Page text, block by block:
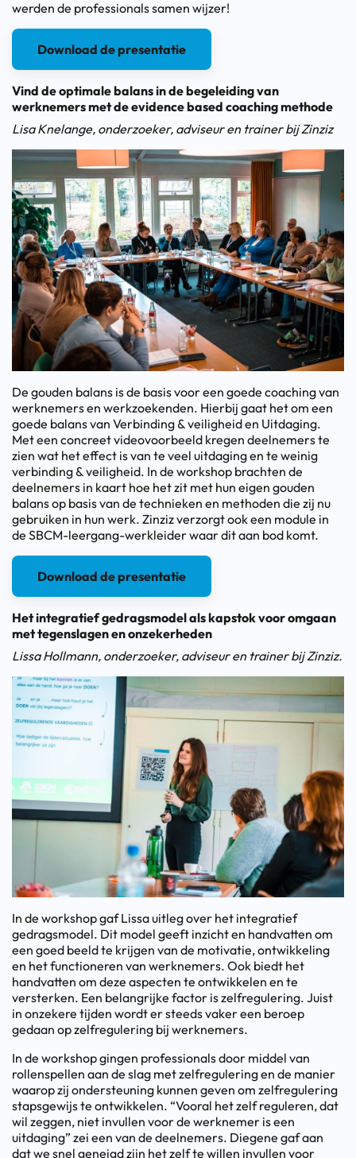
werden de professionals samen wijzer!
Download de presentatie
Vind de optimale balans in de begeleiding van
werknemers met de evidence based coaching methode
Lisa Knelange, onderzoeker, adviseur en trainer bij Zinziz
De gouden balans is de basis voor een goede coaching van
werknemers en werkzoekenden. Hierbij gaat het om een
goede balans van Verbinding & veiligheid en Uitdaging.
Met een concreet videovoorbeeld kregen deelnemers te
zien wat het effect is van te veel uitdaging en te weinig
verbinding & veiligheid. In de workshop brachten de
deelnemers in kaart hoe het zit met hun eigen gouden
balans op basis van de technieken en methoden die zij nu
gebruiken in hun werk. Zinziz verzorgt ook een module in
de SBCM-leergang-werkleider waar dit aan bod komt.
Download de presentatie
Het integratief gedragsmodel als kapstok voor omgaan
met tegenslagen en onzekerheden
Lissa Hollmann, onderzoeker, adviseur en trainer bij Zinziz.
In de workshop gaf Lissa uitleg over het integratief
gedragsmodel. Dit model geeft inzicht en handvatten om
een goed beeld te krijgen van de motivatie, ontwikkeling
en het functioneren van werknemers. Ook biedt het
handvatten om deze aspecten te ontwikkelen en te
versterken. Een belangrijke factor is zelfregulering. Juist
in onzekere tijden wordt er steeds vaker een beroep
gedaan op zelfregulering bij werknemers.
In de workshop gingen professionals door middel van
rollenspellen aan de slag met zelfregulering en de manier
waarop zij ondersteuning kunnen geven om zelfregulering
stapsgewijs te ontwikkelen. “Vooral het zelf reguleren, dat
wil zeggen, niet invullen voor de werknemer is een
uitdaging” zei een van de deelnemers. Diegene gaf aan
dat we snel geneigd zijn het zelf te willen invullen voor